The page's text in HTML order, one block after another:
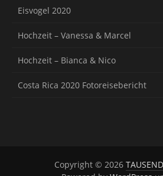
Eisvogel 2020
Hochzeit – Vanessa & Marcel
Hochzeit – Bianca & Nico
Costa Rica 2020 Fotoreisebericht
Copyright © 2026